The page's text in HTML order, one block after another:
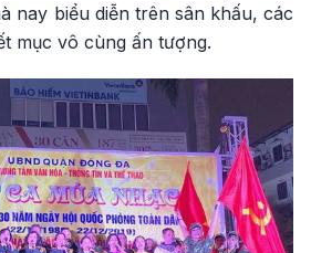
nay biểu diễn trên sân khấu, các
mục vô cùng ấn tượng.